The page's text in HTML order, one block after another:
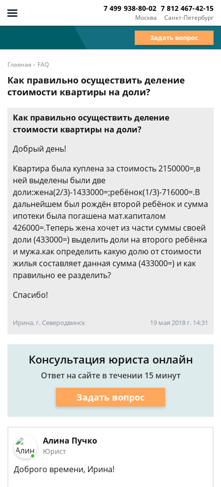
Москва
7 499 938-80-02
Санкт-Петербург
7 812 467-42-15
Задать вопрос
Главная - FAQ
Как правильно осуществить деление
стоимости квартиры на доли?
Как правильно осуществить деление
стоимости квартиры на доли?
Добрый день!
Квартира была куплена за стоимость 2150000=,в
ней выделены были две
доли:жена(2/3)-1433000=;ребёнок(1/3)-716000=.В
дальнейшем был рождён второй ребёнок и сумма
ипотеки была погашена мат.капиталом
426000=.Теперь жена хочет из части суммы своей
доли (433000=) выделить доли на второго ребёнка
и мужа.как определить какую долю от стоимости
жилья составляет данная сумма (433000=) и как
правильно ее разделить?
Спасибо!
Ирина, г. Северодвинск 19 мая 2018 г. 14:31
Консультация юриста онлайн
Ответ на сайте в течении 15 минут
Задать вопрос
Алина Пучко
Юрист
Доброго времени, Ирина!